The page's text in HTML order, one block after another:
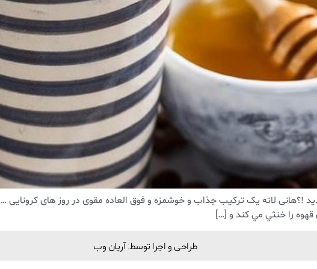
!؟هانی لاته یک ترکیب جذاب و خوشمزه و فوق العاده مقوی در روز های کرونایی …
را خنثي مي كند و […]
طراحی و اجرا توسط: آریان وب